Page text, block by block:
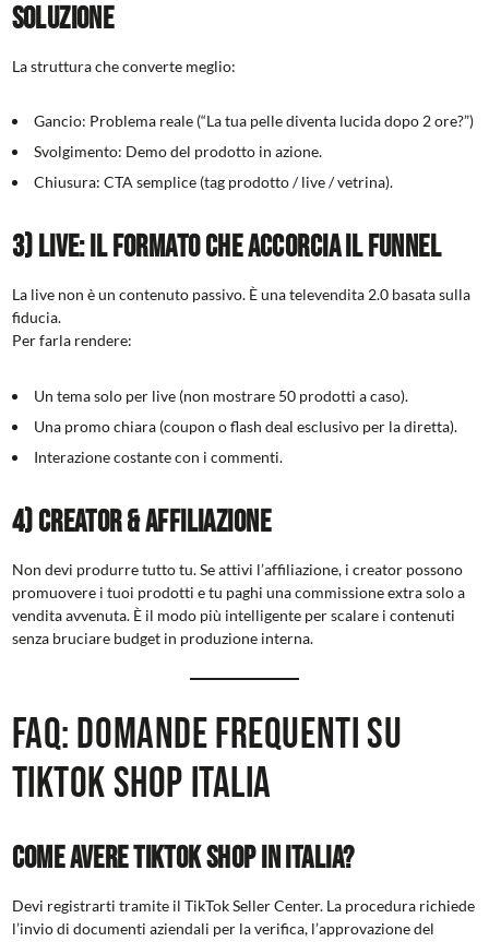
Soluzione
La struttura che converte meglio:
Gancio: Problema reale (“La tua pelle diventa lucida dopo 2 ore?”)
Svolgimento: Demo del prodotto in azione.
Chiusura: CTA semplice (tag prodotto / live / vetrina).
3) LIVE: Il formato che accorcia il funnel
La live non è un contenuto passivo. È una televendita 2.0 basata sulla
fiducia.
Per farla rendere:
Un tema solo per live (non mostrare 50 prodotti a caso).
Una promo chiara (coupon o flash deal esclusivo per la diretta).
Interazione costante con i commenti.
4) Creator & Affiliazione
Non devi produrre tutto tu. Se attivi l’affiliazione, i creator possono
promuovere i tuoi prodotti e tu paghi una commissione extra solo a
vendita avvenuta. È il modo più intelligente per scalare i contenuti
senza bruciare budget in produzione interna.
FAQ: Domande frequenti su
TikTok Shop Italia
Come avere TikTok Shop in Italia?
Devi registrarti tramite il TikTok Seller Center. La procedura richiede
l’invio di documenti aziendali per la verifica, l’approvazione del